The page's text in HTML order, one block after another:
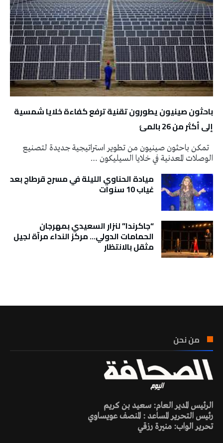
باحثون صينيون يطورون تقنية ترفع كفاءة خلايا شمسية
إلى أكثر من 26 بالمئ
تمكن باحثون صينيون من تطوير استراتيجية جديدة لتصنيع
الوصلات المعدنية في خلايا السيليكون …
ميادة الحناوي الليلة في مسرح قرطاج بعد
غياب 10 سنوات
“جاكرندا” لنزار السعيدي بمهرجان
الحمامات الدولي… مركز النداء مرآة لجيل
مثقل بالانتظار
من نحن
الرئيس المدير العام: سعيد بن كريم
رئيس التحرير المساعد : المنصف عويساوي
تحرير الواب: منيرة رزقي